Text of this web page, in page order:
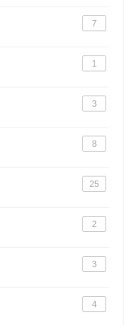
7
1
3
8
25
2
3
4